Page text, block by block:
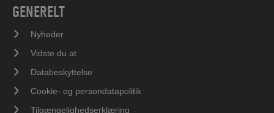
GENERELT
Nyheder
Vidste du at
Databeskyttelse
Cookie- og persondatapolitik
Tilgængelighedserklæring